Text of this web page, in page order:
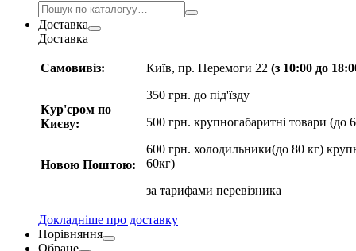
Доставка
Доставка
Самовивіз:
Кур'єром по
Києву:
Новою Поштою:
Київ, пр. Перемоги 22 (з 10:00 до
350 грн. до під'їзду
500 грн. крупногабаритні товари (до
600 грн. холодильники(до 80 кг)
60кг)
за тарифами перевізника
Докладніше про доставку
Порівняння
Обране